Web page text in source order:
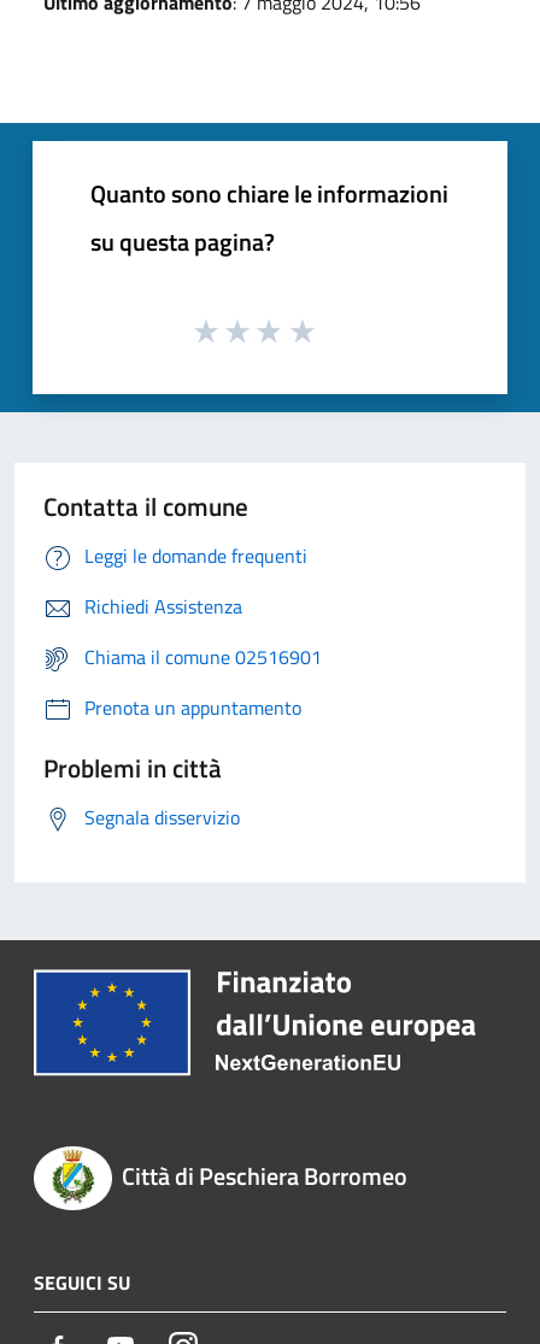
Quanto sono chiare le informazioni
su questa pagina?
Contatta il comune
Leggi le domande frequenti
Richiedi Assistenza
Chiama il comune 02516901
Prenota un appuntamento
Problemi in città
Segnala disservizio
Città di Peschiera Borromeo
SEGUICI SU